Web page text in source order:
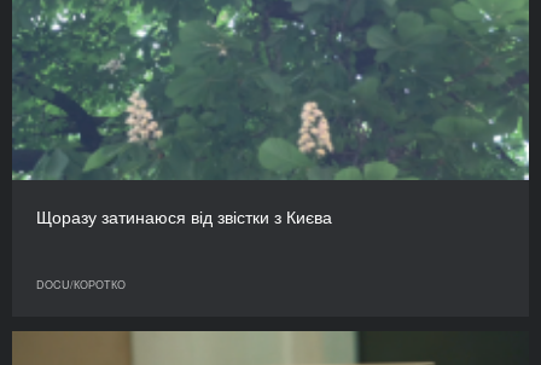
Щоразу затинаюся від звістки з Києва
DOCU/КОРОТКО